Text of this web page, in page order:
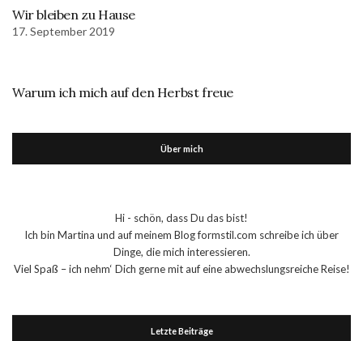
Wir bleiben zu Hause
17. September 2019
Warum ich mich auf den Herbst freue
Über mich
Hi - schön, dass Du das bist!
Ich bin Martina und auf meinem Blog formstil.com schreibe ich über
Dinge, die mich interessieren.
Viel Spaß – ich nehm‘ Dich gerne mit auf eine abwechslungsreiche Reise!
Letzte Beiträge